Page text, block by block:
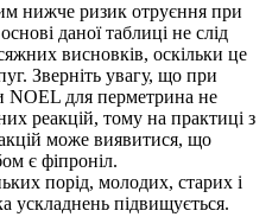
нижче ризик отруєння при
даної таблиці не слід
висновків, оскільки це
Зверніть увагу, що при
NOEL для перметрина не
реакцій, тому на практиці з
може виявитися, що
є фіпроніл.
порід, молодих, старих і
ускладнень підвищується.